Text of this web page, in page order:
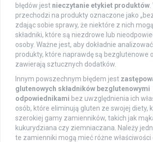
błędów jest nieczytanie etykiet produktów
przechodzi na produkty oznaczone jako
zdając sobie sprawy, że niektóre z nich
składniki, które są niezdrowe lub
osoby. Ważne jest, aby dokładnie
produkty, które naprawdę są bezglutenowe
zawierają sztucznych dodatków.
Innym powszechnym błędem jest
glutenowych składników bezglutenowymi
odpowiednikami bez uwzględnienia ich
osób, które eliminują gluten ze swojej diety,
szerokiej gamy zamienników, takich jak
kukurydziana czy ziemniaczana. Należy
te zamienniki mogą mieć różne właściwości